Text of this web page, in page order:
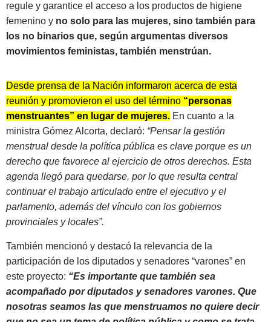
regule y garantice el acceso a los productos de higiene
femenino y no solo para las mujeres, sino también para
los no binarios que, según argumentas diversos
movimientos feministas, también menstrúan.
Desde prensa de la Nación informaron acerca de esta
reunión y promovieron el uso del término “personas
menstruantes” en lugar de mujeres. En cuanto a la
ministra Gómez Alcorta, declaró: “Pensar la gestión
menstrual desde la política pública es clave porque es un
derecho que favorece al ejercicio de otros derechos. Esta
agenda llegó para quedarse, por lo que resulta central
continuar el trabajo articulado entre el ejecutivo y el
parlamento, además del vínculo con los gobiernos
provinciales y locales”.
También mencionó y destacó la relevancia de la
participación de los diputados y senadores “varones” en
este proyecto: “Es importante que también sea
acompañado por diputados y senadores varones. Que
nosotras seamos las que menstruamos no quiere decir